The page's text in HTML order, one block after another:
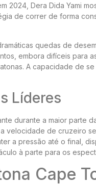
2024, Dera Dida Yami
de correr de forma
quedas de
embora difíceis para
A capacidade de
Líderes
durante a maior parte
velocidade de cruzeiro
a pressão até o final,
à parte para os
Cape